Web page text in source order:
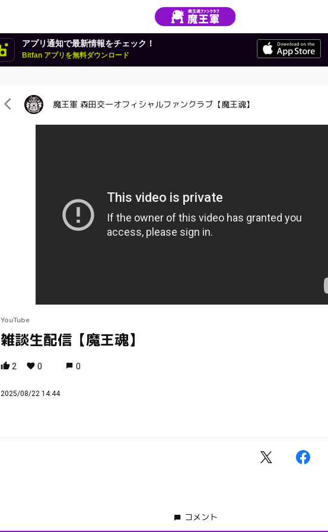
アプリ通知で最新情報をチェック！
Bitfan アプリを無料ダウンロード
魔王軍 森田交一オフィシャルファンクラブ【魔王魂】
YouTube
雑談生配信【魔王魂】
2 0 0
2025/08/22 14:44
コメント